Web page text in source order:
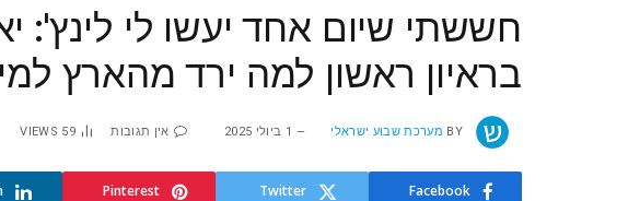
חששתי שיום אחד יעשו לי לינץ':
בראיון ראשון למה ירד מהארץ
BY מערכת שבוע ישראלי 1 ביולי 2025 אין תגובות 59
VIEWS
Facebook
Twitter
Pinterest